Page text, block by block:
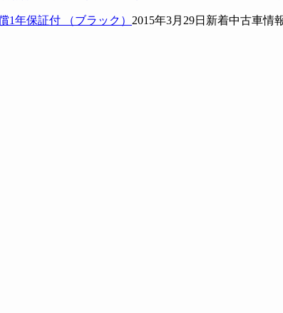
年保証付 （ブラック） 2015年3月29日 新着中古車情